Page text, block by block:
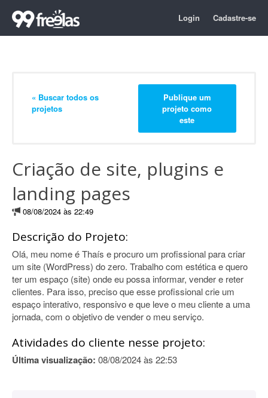
Login Cadastre-se
« Buscar todos os
projetos
Publique um
projeto como
este
Criação de site, plugins e
landing pages
08/08/2024 às 22:49
Descrição do Projeto:
Olá, meu nome é Thaís e procuro um profissional para criar
um site (WordPress) do zero. Trabalho com estética e quero
ter um espaço (site) onde eu possa informar, vender e reter
clientes. Para isso, preciso que esse profissional crie um
espaço interativo, responsivo e que leve o meu cliente a uma
jornada, com o objetivo de vender o meu serviço.
Atividades do cliente nesse projeto:
Última visualização: 08/08/2024 às 22:53